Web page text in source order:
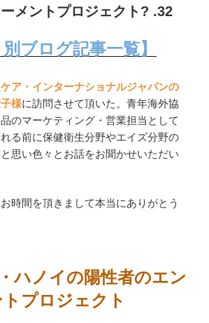
メントプロジェクト? .32
別ブログ記事一覧】
ア・インターナショナルジャパンの
様に訪問させて頂いた。青年海外協
のマーケティング・営業担当として
る前に保健衛生分野やエイズ分野の
思い色々とお話をお聞かせいただい
時間を頂きまして本当にありがとう
ハノイの陽性者のエン
プロジェクト